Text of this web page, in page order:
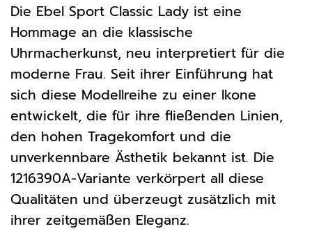
Die Ebel Sport Classic Lady ist eine
Hommage an die klassische
Uhrmacherkunst, neu interpretiert für die
moderne Frau. Seit ihrer Einführung hat
sich diese Modellreihe zu einer Ikone
entwickelt, die für ihre fließenden Linien,
den hohen Tragekomfort und die
unverkennbare Ästhetik bekannt ist. Die
1216390A-Variante verkörpert all diese
Qualitäten und überzeugt zusätzlich mit
ihrer zeitgemäßen Eleganz.